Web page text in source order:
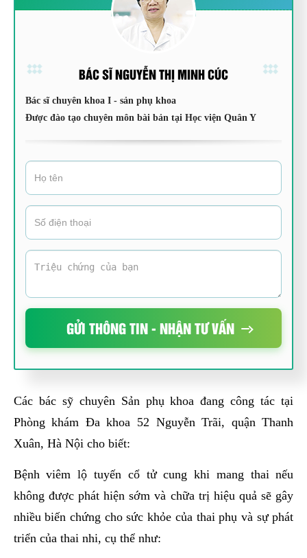
BÁC SĨ NGUYỄN THỊ MINH CÚC
Bác sĩ chuyên khoa I - sản phụ khoa
Được đào tạo chuyên môn bài bản tại Học viện Quân Y
GỬI THÔNG TIN - NHẬN TƯ VẤN
Các bác sỹ chuyên Sản phụ khoa đang công tác tại
Phòng khám Đa khoa 52 Nguyễn Trãi, quận Thanh
Xuân, Hà Nội cho biết:
Bệnh viêm lộ tuyến cổ tử cung khi mang thai nếu
không được phát hiện sớm và chữa trị hiệu quả sẽ gây
nhiều biến chứng cho sức khỏe của thai phụ và sự phát
triển của thai nhi, cụ thể như: